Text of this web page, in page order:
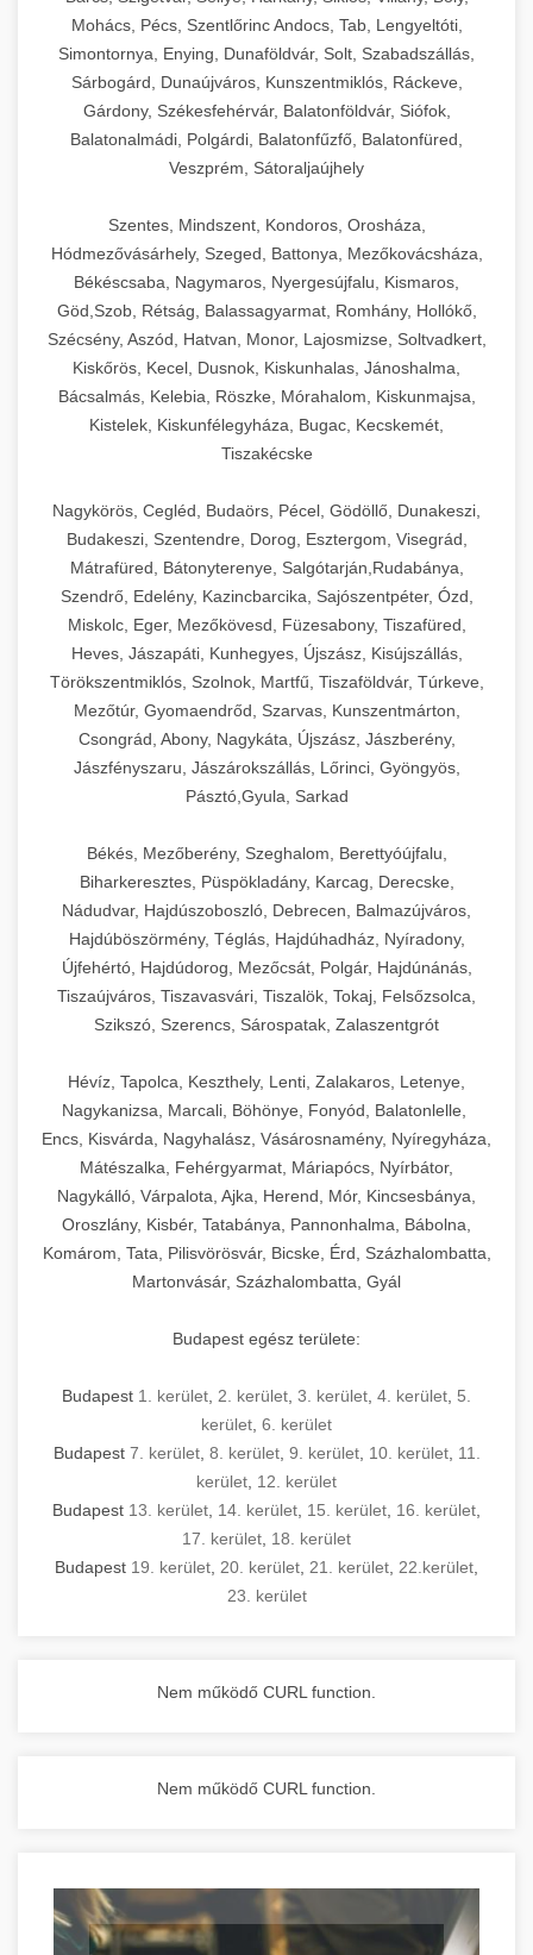
Mohács, Pécs, Szentlőrinc Andocs, Tab, Lengyeltóti,
Simontornya, Enying, Dunaföldvár, Solt, Szabadszállás,
Sárbogárd, Dunaújváros, Kunszentmiklós, Ráckeve,
Gárdony, Székesfehérvár, Balatonföldvár, Siófok,
Balatonalmádi, Polgárdi, Balatonfűzfő, Balatonfüred,
Veszprém, Sátoraljaújhely
Szentes, Mindszent, Kondoros, Orosháza,
Hódmezővásárhely, Szeged, Battonya, Mezőkovácsháza,
Békéscsaba, Nagymaros, Nyergesújfalu, Kismaros,
Göd,Szob, Rétság, Balassagyarmat, Romhány, Hollókő,
Szécsény, Aszód, Hatvan, Monor, Lajosmizse, Soltvadkert,
Kiskőrös, Kecel, Dusnok, Kiskunhalas, Jánoshalma,
Bácsalmás, Kelebia, Röszke, Mórahalom, Kiskunmajsa,
Kistelek, Kiskunfélegyháza, Bugac, Kecskemét,
Tiszakécske
Nagykörös, Cegléd, Budaörs, Pécel, Gödöllő, Dunakeszi,
Budakeszi, Szentendre, Dorog, Esztergom, Visegrád,
Mátrafüred, Bátonyterenye, Salgótarján,Rudabánya,
Szendrő, Edelény, Kazincbarcika, Sajószentpéter, Ózd,
Miskolc, Eger, Mezőkövesd, Füzesabony, Tiszafüred,
Heves, Jászapáti, Kunhegyes, Újszász, Kisújszállás,
Törökszentmiklós, Szolnok, Martfű, Tiszaföldvár, Túrkeve,
Mezőtúr, Gyomaendrőd, Szarvas, Kunszentmárton,
Csongrád, Abony, Nagykáta, Újszász, Jászberény,
Jászfényszaru, Jászárokszállás, Lőrinci, Gyöngyös,
Pásztó,Gyula, Sarkad
Békés, Mezőberény, Szeghalom, Berettyóújfalu,
Biharkeresztes, Püspökladány, Karcag, Derecske,
Nádudvar, Hajdúszoboszló, Debrecen, Balmazújváros,
Hajdúböszörmény, Téglás, Hajdúhadház, Nyíradony,
Újfehértó, Hajdúdorog, Mezőcsát, Polgár, Hajdúnánás,
Tiszaújváros, Tiszavasvári, Tiszalök, Tokaj, Felsőzsolca,
Szikszó, Szerencs, Sárospatak, Zalaszentgrót
Hévíz, Tapolca, Keszthely, Lenti, Zalakaros, Letenye,
Nagykanizsa, Marcali, Böhönye, Fonyód, Balatonlelle,
Encs, Kisvárda, Nagyhalász, Vásárosnamény, Nyíregyháza,
Mátészalka, Fehérgyarmat, Máriapócs, Nyírbátor,
Nagykálló, Várpalota, Ajka, Herend, Mór, Kincsesbánya,
Oroszlány, Kisbér, Tatabánya, Pannonhalma, Bábolna,
Komárom, Tata, Pilisvörösvár, Bicske, Érd, Százhalombatta,
Martonvásár, Százhalombatta, Gyál
Budapest egész területe:
Budapest 1. kerület 2. kerület 3. kerület 4. kerület 5.
kerület 6. kerület
Budapest 7. kerület, 8. kerület, 9. kerület, 10. kerület, 11.
kerület 12. kerület
Budapest 13. kerület 14. kerület 15. kerület 16. kerület
17. kerület 18. kerület
Budapest 19. kerület 20. kerület 21. kerület 22.kerület
23. kerület
Nem működő CURL function.
Nem működő CURL function.